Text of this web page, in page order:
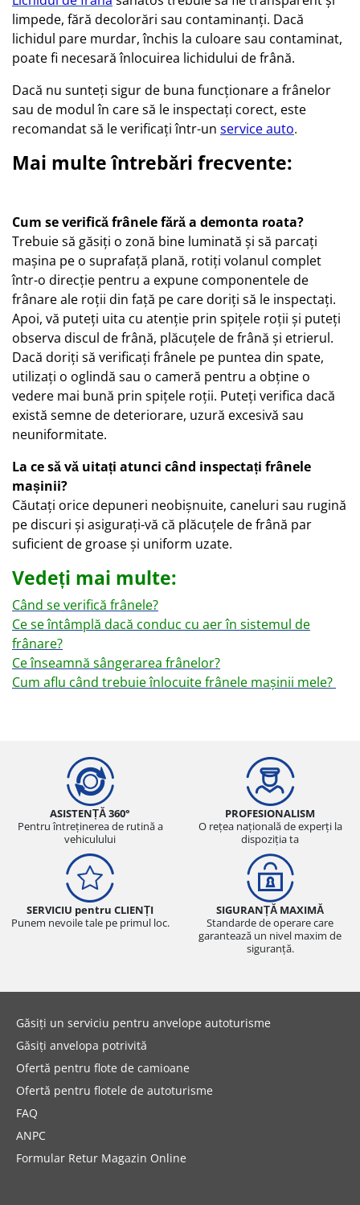
limpede, fără decolorări sau contaminanți. Dacă
lichidul pare murdar, închis la culoare sau contaminat,
poate fi necesară înlocuirea lichidului de frână.
Dacă nu sunteți sigur de buna funcționare a frânelor
sau de modul în care să le inspectați corect, este
recomandat să le verificați într-un service auto.
Mai multe întrebări frecvente:
Cum se verifică frânele fără a demonta roata?
Trebuie să găsiți o zonă bine luminată și să parcați
mașina pe o suprafață plană, rotiți volanul complet
într-o direcție pentru a expune componentele de
frânare ale roții din față pe care doriți să le inspectați.
Apoi, vă puteți uita cu atenție prin spițele roții și puteți
observa discul de frână, plăcuțele de frână și etrierul.
Dacă doriți să verificați frânele pe puntea din spate,
utilizați o oglindă sau o cameră pentru a obține o
vedere mai bună prin spițele roții. Puteți verifica dacă
există semne de deteriorare, uzură excesivă sau
neuniformitate.
La ce să vă uitați atunci când inspectați frânele
mașinii?
Căutați orice depuneri neobișnuite, caneluri sau rugină
pe discuri și asigurați-vă că plăcuțele de frână par
suficient de groase și uniform uzate.
Vedeți mai multe:
Când se verifică frânele?
Ce se întâmplă dacă conduc cu aer în sistemul de
frânare?
Ce înseamnă sângerarea frânelor?
Cum aflu când trebuie înlocuite frânele mașinii mele?
ASISTENȚĂ 360°
Pentru întreținerea de rutină a
vehiculului
PROFESIONALISM
O rețea națională de experți la
dispoziția ta
SERVICIU pentru CLIENȚI
Punem nevoile tale pe primul loc.
SIGURANȚĂ MAXIMĂ
Standarde de operare care
garantează un nivel maxim de
siguranță.
Găsiți un serviciu pentru anvelope autoturisme
Găsiți anvelopa potrivită
Ofertă pentru flote de camioane
Ofertă pentru flotele de autoturisme
FAQ
ANPC
Formular Retur Magazin Online